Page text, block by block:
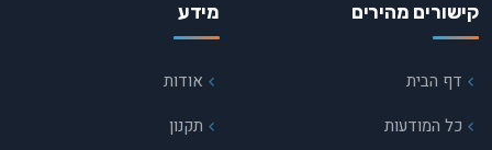
קישורים מהירים
דף הבית
כל המודעות
מידע
אודות
תקנון